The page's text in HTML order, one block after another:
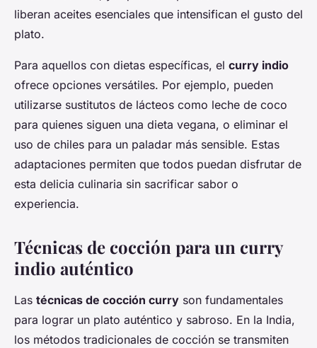
liberan aceites esenciales que intensifican el gusto del
plato.
Para aquellos con dietas específicas, el curry indio
ofrece opciones versátiles. Por ejemplo, pueden
utilizarse sustitutos de lácteos como leche de coco
para quienes siguen una dieta vegana, o eliminar el
uso de chiles para un paladar más sensible. Estas
adaptaciones permiten que todos puedan disfrutar de
esta delicia culinaria sin sacrificar sabor o
experiencia.
Técnicas de cocción para un curry
indio auténtico
Las técnicas de cocción curry son fundamentales
para lograr un plato auténtico y sabroso. En la India,
los métodos tradicionales de cocción se transmiten